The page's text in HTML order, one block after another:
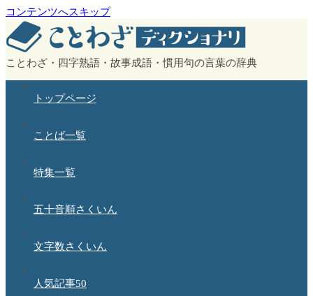
コンテンツへスキップ
ことわざ・四字熟語・故事成語・慣用句の言葉の辞典
トップページ
ことば一覧
特集一覧
五十音順さくいん
文字数さくいん
人気記事50